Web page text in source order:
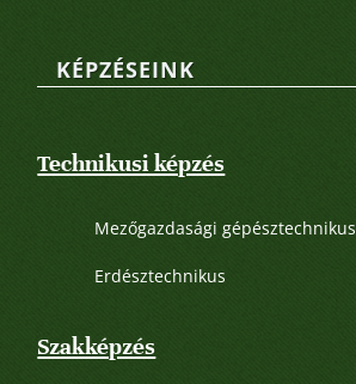
KÉPZÉSEINK
Technikusi képzés
Mezőgazdasági gépésztechnikus
Erdésztechnikus
Szakképzés